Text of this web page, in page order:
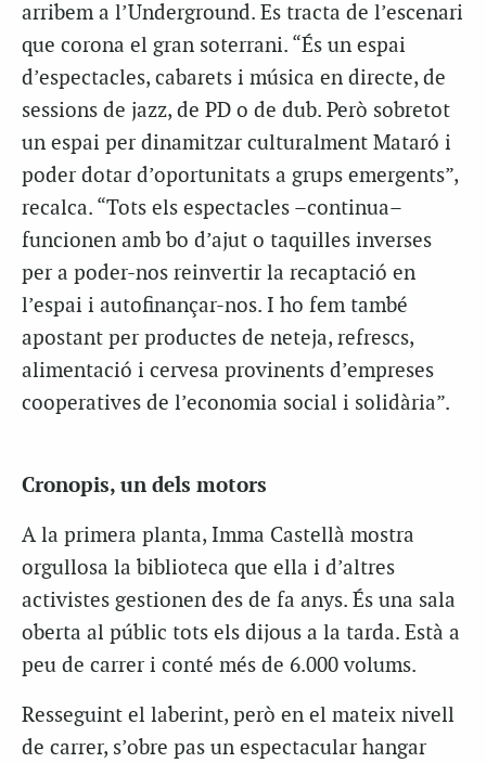
arribem a l’Underground. Es tracta de l’escenari
que corona el gran soterrani. “És un espai
d’espectacles, cabarets i música en directe, de
sessions de jazz, de PD o de dub. Però sobretot
un espai per dinamitzar culturalment Mataró i
poder dotar d’oportunitats a grups emergents”,
recalca. “Tots els espectacles –continua–
funcionen amb bo d’ajut o taquilles inverses
per a poder-nos reinvertir la recaptació en
l’espai i autofinançar-nos. I ho fem també
apostant per productes de neteja, refrescs,
alimentació i cervesa provinents d’empreses
cooperatives de l’economia social i solidària”.
Cronopis, un dels motors
A la primera planta, Imma Castellà mostra
orgullosa la biblioteca que ella i d’altres
activistes gestionen des de fa anys. És una sala
oberta al públic tots els dijous a la tarda. Està a
peu de carrer i conté més de 6.000 volums.
Resseguint el laberint, però en el mateix nivell
de carrer, s’obre pas un espectacular hangar